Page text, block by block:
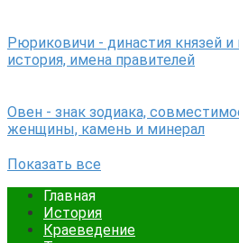
Рюриковичи - династия князей и
история, имена правителей
Овен - знак зодиака,
женщины, камень и минерал
Показать все
Главная
История
Краеведение